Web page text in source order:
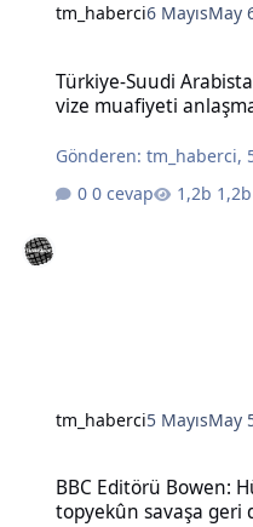
tm_haberci6 MayısMay
Türkiye-Suudi
vize muafiyeti
Gönderen:tm_haberci,
0 cevap
tm_haberci5 MayısMay
BBC Editörü Bowen:
topyekûn savaşa geri